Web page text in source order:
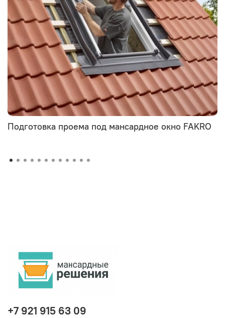
Подготовка проема под мансардное окно FAKRO
+7 921 915 63 09